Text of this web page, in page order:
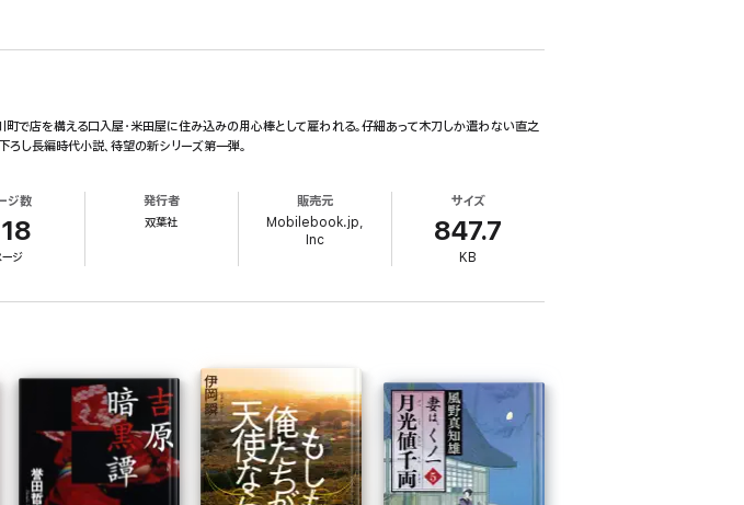
で店を構える口入屋・米田屋に住み込みの用心棒として雇われる。仔細あって木刀しか遣わない直之
ろし長編時代小説、待望の新シリーズ第一弾。
ジ数
ジ
発行者
双葉社
販売元
Mobilebook.jp,
Inc
サイズ
847.7
KB